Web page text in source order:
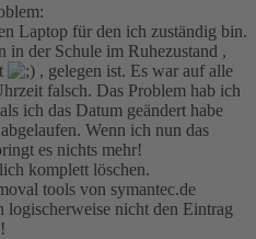
Laptop für den ich zuständig bin.
in der Schule im Ruhezustand ,
, gelegen ist. Es war auf alle
falsch. Das Problem hab ich
ich das Datum geändert habe
Wenn ich nun das
es nichts mehr!
komplett löschen.
tools von symantec.de
logischerweise nicht den Eintrag